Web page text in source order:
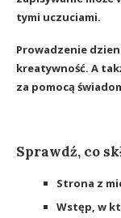
tymi uczuciami.
Prowadzenie
kreatywność. A
za pomocą
Sprawdź, co
Strona z
Wstęp, w